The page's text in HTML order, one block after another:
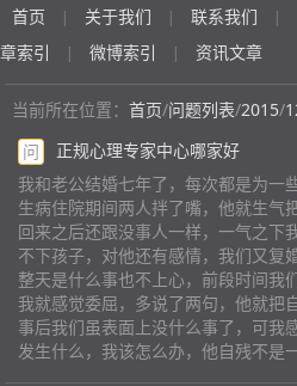
好多伤人的话，他嘴巴里面
节，我又出去了，没想到他
回了他们家去，后来又带着
不懂了他为什么要这样做，
这样了，等到我16年11月回
就天天和女儿一起睡，没有
我也在气头上就去离了，这
自己也有很多问题，自己太
经常和他吵闹，他感觉我给
点担当都没有，一个责任都
离婚后他说他出去打拼一年
的账），一年以后绝对会回
和他好好的过下去，分开这
说以此很难听话。我陪男人
想俩个人都被爱情伤过，在
人不同意他离婚，因为他儿
带来伤害啊？我为了这段感
这个男人都会拿要我命，拿
破，他一辈子不会放过我，
口，我是真的爱他，可他给
距，心灵的痛一生都不会忘
烦，因为在他心理他没工作
生意 。生意也不顺，对他来
过我们在一起过日子，不是
35，为了家就好。他到今天
话，他永远等着我，也跟我
过了短短一个月，他的态度
啥都会告诉他，但我问他上
他从未主动联系过我，我给
好语气的，动不动就生气的
怎么想的，是报复我跟他离
首页 | 关于我们 | 联系我们 |
章索引
| 微博索引 | 资讯文章
当前所在位置： 首页/问题列表/2015/
问
正规心理专家中心哪家好
我和老公结婚七年了，每次都是为一
生病住院期间两人拌了嘴，他就生气
回来之后还跟没事人一样，一气之下
不下孩子，对他还有感情，我们又复
整天是什么事也不上心，前段时间我
我就感觉委屈，多说了两句，他就把
事后我们虽表面上没什么事了，可我
发生什么，我该怎么办，他自残不是